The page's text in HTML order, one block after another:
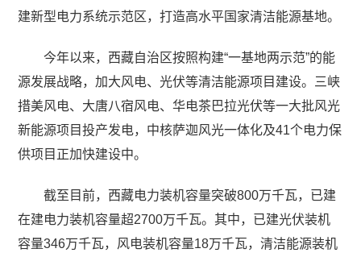
建新型电力系统示范区，打造高水平国家清洁能源基地。
今年以来，西藏自治区按照构建“一基地两示范”的能
源发展战略，加大风电、光伏等清洁能源项目建设。三峡
措美风电、大唐八宿风电、华电茶巴拉光伏等一大批风光
新能源项目投产发电，中核萨迦风光一体化及41个电力保
供项目正加快建设中。
截至目前，西藏电力装机容量突破800万千瓦，已建
在建电力装机容量超2700万千瓦。其中，已建光伏装机
容量346万千瓦，风电装机容量18万千瓦，清洁能源装机